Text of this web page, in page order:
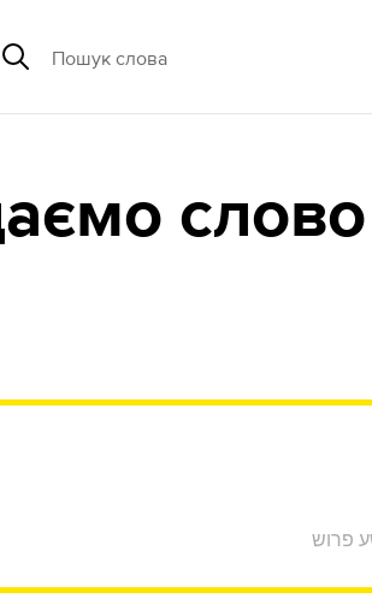
слово
פרוש